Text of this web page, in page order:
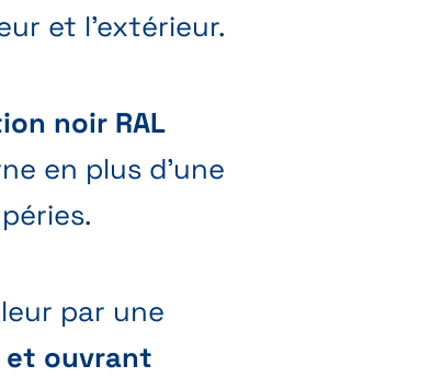
et l’extérieur.
noir RAL
en plus d'une
par une
et ouvrant